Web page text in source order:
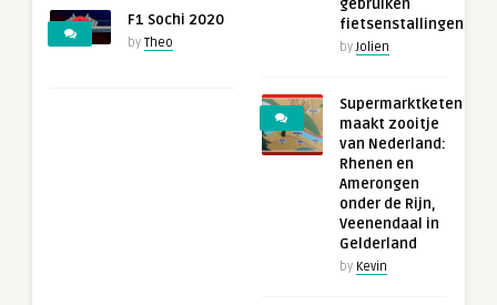
F1 Sochi 2020
by Theo
gebruiken
fietsenstallingen
byJolien
Supermarktketen
maakt zooitje
van Nederland:
Rhenen en
Amerongen
onder de Rijn,
Veenendaal in
Gelderland
by Kevin